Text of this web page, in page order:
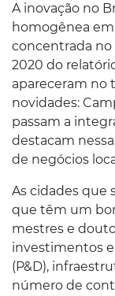
A inovação no
homogênea em
concentrada no
2020 do
apareceram no
novidades:
passam a
destacam
de negócios
As cidades que
que têm um
mestres e
investimentos
(P&D),
número de